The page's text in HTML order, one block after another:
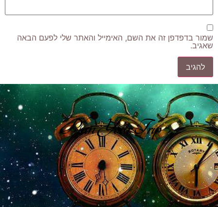
שמור בדפדפן זה את השם, האימייל והאתר שלי לפעם הבאה
שאגיב.
Plan Your Trip